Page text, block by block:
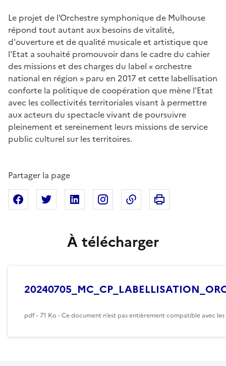
Le projet de l'Orchestre symphonique de Mulhouse
répond tout autant aux besoins de vitalité,
d'ouverture et de qualité musicale et artistique que
l'Etat a souhaité promouvoir dans le cadre du cahier
des missions et des charges du label « orchestre
national en région » paru en 2017 et cette labellisation
conforte la politique de coopération que mène l'Etat
avec les collectivités territoriales visant à permettre
aux acteurs du spectacle vivant de poursuivre
pleinement et sereinement leurs missions de service
public culturel sur les territoires.
Partager la page
Partager sur Facebook
Partager sur XPartager sur Linkedin
Partager sur Instagram
Copier dans le
Imprimer cette
À télécharger
pdf - 71 Ko - Ce document n’est pas entièrement compatible avec les